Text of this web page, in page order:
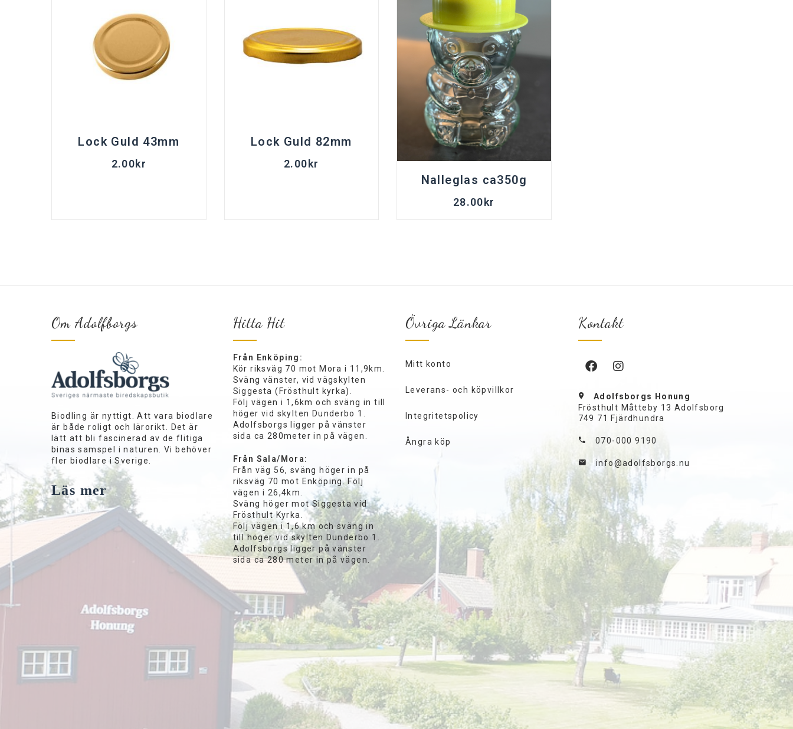
Lock Guld 43mm
2.00kr
Lock Guld 82mm
2.00 kr
Nalleglas ca350g
28.00kr
Om Adolfborgs
Biodling är nyttigt. Att vara biodlare
är både roligt och lärorikt. Det är
lätt att bli fascinerad av de flitiga
binas samspel i naturen. Vi behöver
fler biodlare i Sverige.
Läs mer
Hitta Hit
Från Enköping:
Kör riksväg 70 mot Mora i 11,9km.
Sväng vänster, vid vägskylten
Siggesta (Frösthult kyrka).
Följ vägen i 1,6km och sväng in till
höger vid skylten Dunderbo 1.
Adolfsborgs ligger på vänster
sida ca 280meter in på vägen.
Från Sala/Mora:
Från väg 56, sväng höger in på
riksväg 70 mot Enköping. Följ
vägen i 26,4km.
Sväng höger mot Siggesta vid
Frösthult Kyrka.
Följ vägen i 1,6 km och sväng in
till höger vid skylten Dunderbo 1.
Adolfsborgs ligger på vänster
sida ca 280 meter in på vägen.
Övriga Länkar
Mitt konto
Leverans- och köpvillkor
Integritetspolicy
Ångra köp
Kontakt
Adolfsborgs Honung
Frösthult Måtteby 13 Adolfsborg
749 71 Fjärdhundra
070-000 9190
info@adolfsborgs.nu